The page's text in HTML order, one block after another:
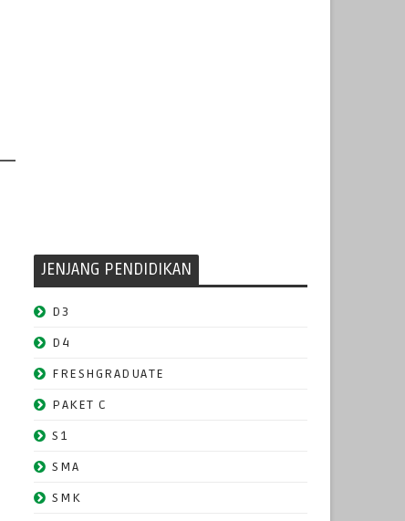
JENJANG PENDIDIKAN
D3
D4
FRESHGRADUATE
PAKET C
S1
SMA
SMK